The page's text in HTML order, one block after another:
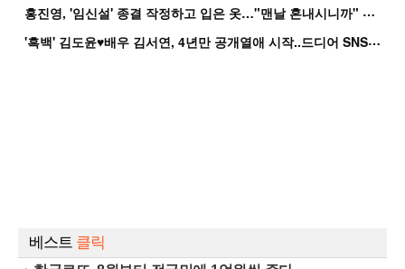
홍
진영, '임신설' 종결 작정하고 입은 옷…"맨날 혼내시니까" 억울
'
흑백' 김도윤♥배우 김서연, 4년만 공개열애 시작..드디어 SNS에 노출 [핫피...